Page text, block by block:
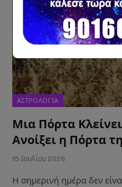
ΑΣΤΡΟΛΟΓΙΑ
Μια Πόρτα
Ανοίξει η Πόρτα
15 Ιουλίου 2026
Η σημερινή ημέρα δεν